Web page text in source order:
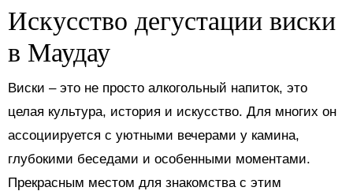
Искусство дегустации виски
в Маудау
Виски – это не просто алкогольный напиток, это
целая культура, история и искусство. Для многих он
ассоциируется с уютными вечерами у камина,
глубокими беседами и особенными моментами.
Прекрасным местом для знакомства с этим